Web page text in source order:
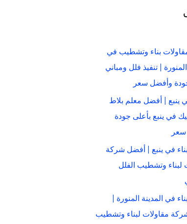
بناء وتشطيب في
المنورة | تنفيذ فلل ومباني
وأفضل سعر
ينبع | أفضل معلم بلاط
في ينبع بأعلى جودة
في ينبع | أفضل شركة
لبناء وتشطيب الفلل
في المدينة المنورة |
مقاولات لبناء وتشطيب